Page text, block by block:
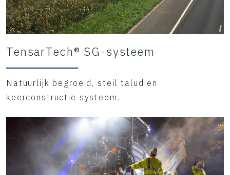
TensarTech® SG-systeem
Natuurlijk begroeid, steil talud en
keerconstructie systeem.